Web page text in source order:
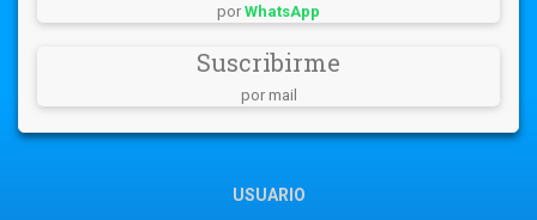
por WhatsApp
Suscribirme
por mail
USUARIO